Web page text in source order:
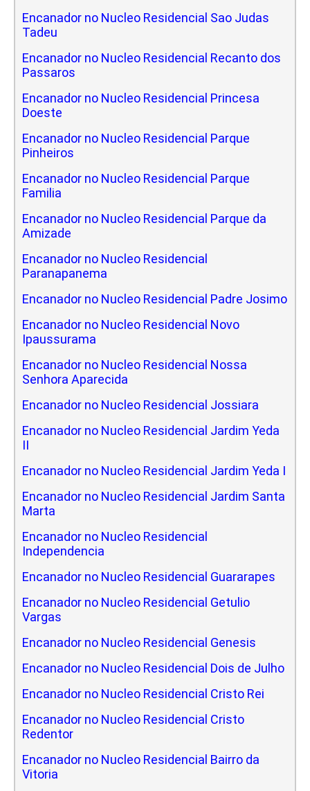
Encanador no Nucleo Residencial Sao Judas
Tadeu
Encanador no Nucleo Residencial Recanto dos
Passaros
Encanador no Nucleo Residencial Princesa
Doeste
Encanador no Nucleo Residencial Parque
Pinheiros
Encanador no Nucleo Residencial Parque
Familia
Encanador no Nucleo Residencial Parque da
Amizade
Encanador no Nucleo Residencial
Paranapanema
Encanador no Nucleo Residencial Padre Josimo
Encanador no Nucleo Residencial Novo
Ipaussurama
Encanador no Nucleo Residencial Nossa
Senhora Aparecida
Encanador no Nucleo Residencial Jossiara
Encanador no Nucleo Residencial Jardim Yeda
II
Encanador no Nucleo Residencial Jardim Yeda I
Encanador no Nucleo Residencial Jardim Santa
Marta
Encanador no Nucleo Residencial
Independencia
Encanador no Nucleo Residencial Guararapes
Encanador no Nucleo Residencial Getulio
Vargas
Encanador no Nucleo Residencial Genesis
Encanador no Nucleo Residencial Dois de Julho
Encanador no Nucleo Residencial Cristo Rei
Encanador no Nucleo Residencial Cristo
Redentor
Encanador no Nucleo Residencial Bairro da
Vitoria